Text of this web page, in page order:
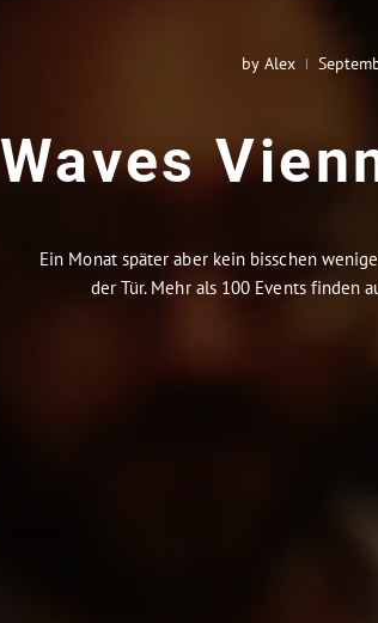
by Alex
Waves
Ein Monat später aber kein bisschen
der Tür. Mehr als 100 Events finden